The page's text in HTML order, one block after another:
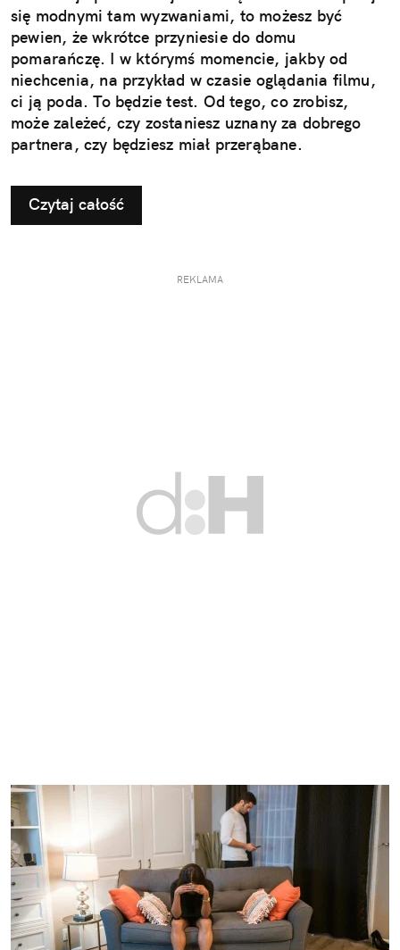
się modnymi tam wyzwaniami, to możesz być
pewien, że wkrótce przyniesie do domu
pomarańczę. I w którymś momencie, jakby od
niechcenia, na przykład w czasie oglądania filmu,
ci ją poda. To będzie test. Od tego, co zrobisz,
może zależeć, czy zostaniesz uznany za dobrego
partnera, czy będziesz miał przerąbane.
Czytaj całość
REKLAMA